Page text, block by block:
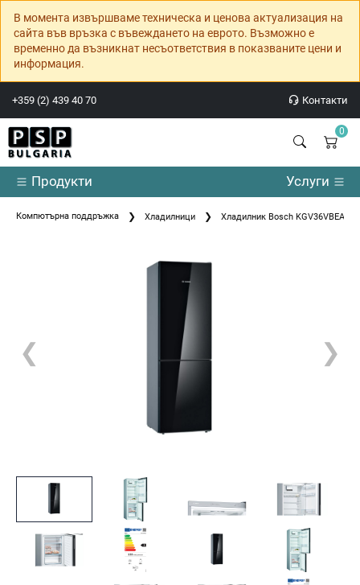
В момента извършваме техническа и ценова актуализация на
сайта във връзка с въвеждането на еврото. Възможно е
временно да възникнат несъответствия в показваните цени и
информация.
+359 (2) 439 40 70 Контакти
0
Продукти Услуги
Компютърна поддръжка Хладилници Хладилник Bosch KGV36VBEAS
❮ ❯